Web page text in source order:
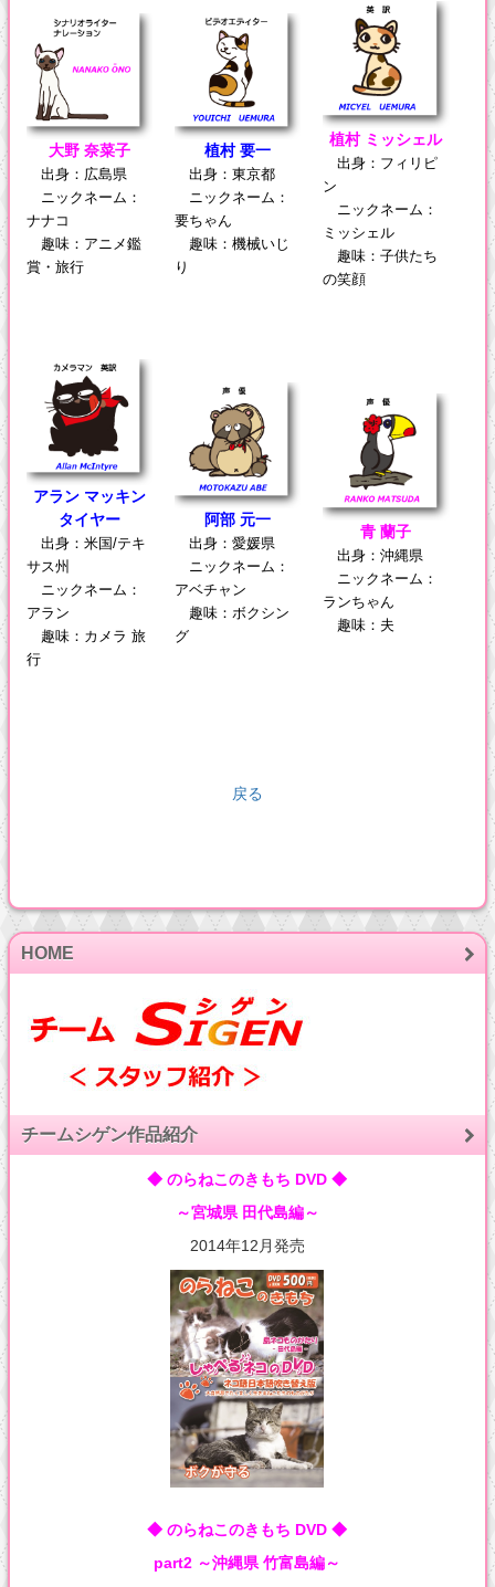
大野 奈菜子
出身：広島県
ニックネーム：
ナナコ
趣味：アニメ鑑
賞・旅行
植村 要一
出身：東京都
ニックネーム：
要ちゃん
趣味：機械いじ
り
植村 ミッシェル
出身：フィリピ
ン
ニックネーム：
ミッシェル
趣味：子供たち
の笑顔
アラン マッキン
タイヤー
出身：米国/テキ
サス州
ニックネーム：
アラン
趣味：カメラ 旅
行
阿部 元一
出身：愛媛県
ニックネーム：
アベチャン
趣味：ボクシン
グ
青 蘭子
出身：沖縄県
ニックネーム：
ランちゃん
趣味：夫
戻る
HOME
チームシゲン作品紹介
◆ のらねこのきもち DVD ◆
～宮城県 田代島編～
2014年12月発売
◆ のらねこのきもち DVD ◆
part2 ～沖縄県 竹富島編～